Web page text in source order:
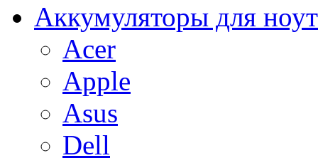
Аккумуляторы для
Acer
Apple
Asus
Dell